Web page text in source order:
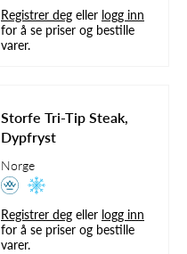
Registrer deg eller logg inn
for å se priser og bestille
varer.
Storfe Tri-Tip Steak,
Dypfryst
Norge
Registrer deg eller logg inn
for å se priser og bestille
varer.